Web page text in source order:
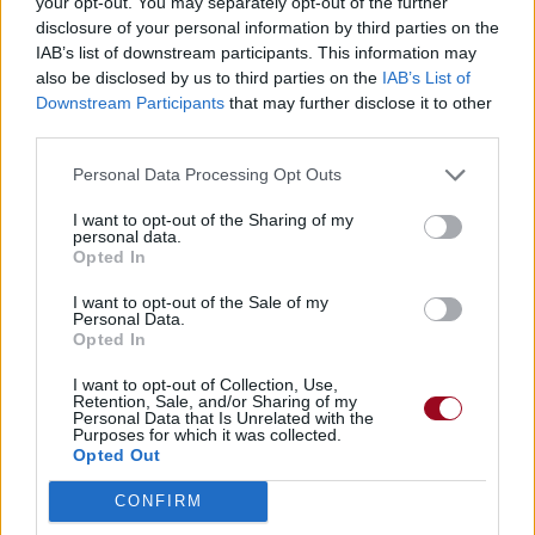
disclosure of your personal information by third parties on the
IAB’s list of downstream participants. This information may
also be disclosed by us to third parties on the IAB’s List of
Downstream Participants that may further disclose it to other
Personal Data Processing Opt Outs
I want to opt-out of the Sharing of my
personal data.
Opted In
I want to opt-out of the Sale of my
Personal Data.
Opted In
I want to opt-out of Collection, Use,
Retention, Sale, and/or Sharing of my
Personal Data that Is Unrelated with the
Purposes for which it was collected.
Opted Out
CONFIRM